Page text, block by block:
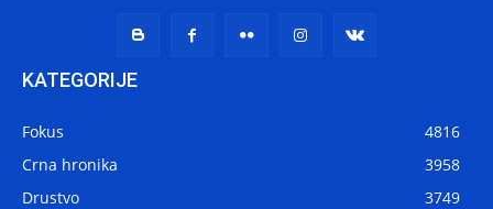
KATEGORIJE
Fokus
4816
Crna hronika
3958
Drustvo
3749